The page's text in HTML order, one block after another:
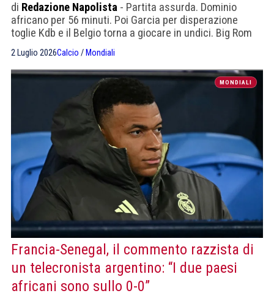
di Redazione Napolista - Partita assurda. Dominio
africano per 56 minuti. Poi Garcia per disperazione
toglie Kdb e il Belgio torna a giocare in undici. Big Rom
Disperazione africana
2 Luglio 2026Calcio / Mondiali
MONDIALI
Francia-Senegal, il commento razzista di
un telecronista argentino: “I due paesi
africani sono sullo 0-0”